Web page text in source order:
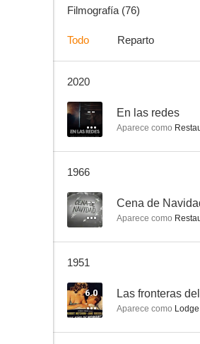
La máscara de Dimitrios
8.0
Filmografía (76)
Todo Reparto
2020
-- En las redes
Aparece como
1966
-- Cena de
Aparece como
1951
6.0 Las fronteras
Aparece como